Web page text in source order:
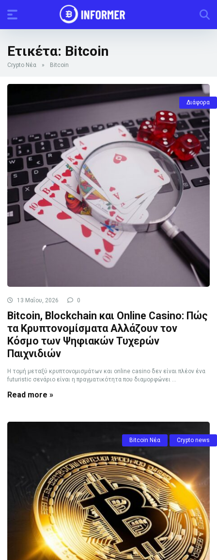
Ετικέτα: Bitcoin
Crypto Νέα » Bitcoin
Διάφορα
13 Μαΐου, 2026 0
Bitcoin, Blockchain και Online Casino: Πώς
τα Κρυπτονομίσματα Αλλάζουν τον
Κόσμο των Ψηφιακών Τυχερών
Παιχνιδιών
Η τομή μεταξύ κρυπτονομισμάτων και online casino δεν είναι πλέον ένα
futuristic σενάριο είναι η πραγματικότητα που διαμορφώνει ...
Read more »
Bitcoin Νέα Crypto news